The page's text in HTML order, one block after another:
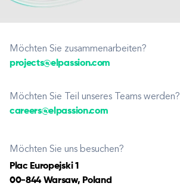
Möchten Sie zusammenarbeiten?
projects@elpassion.com
Möchten Sie Teil unseres Teams werden?
careers@elpassion.com
Möchten Sie uns besuchen?
Plac Europejski 1
00-844 Warsaw, Poland